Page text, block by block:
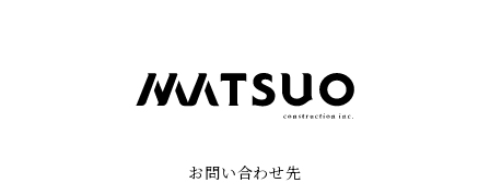
お問い合わせ先